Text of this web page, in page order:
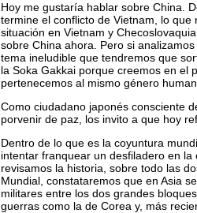
Hoy me gustaría hablar sobre China.
termine el conflicto de Vietnam, lo
situación en Vietnam y
sobre China ahora. Pero si
tema ineludible que tendremos que
la Soka Gakkai porque creemos en el
pertenecemos al mismo género
Como ciudadano japonés consciente
porvenir de paz, los invito a que hoy
Dentro de lo que es la coyuntura
intentar franquear un desfiladero en
revisamos la historia, sobre todo las
Mundial, constataremos que en Asia
militares entre los dos grandes
guerras como la de Corea y, más